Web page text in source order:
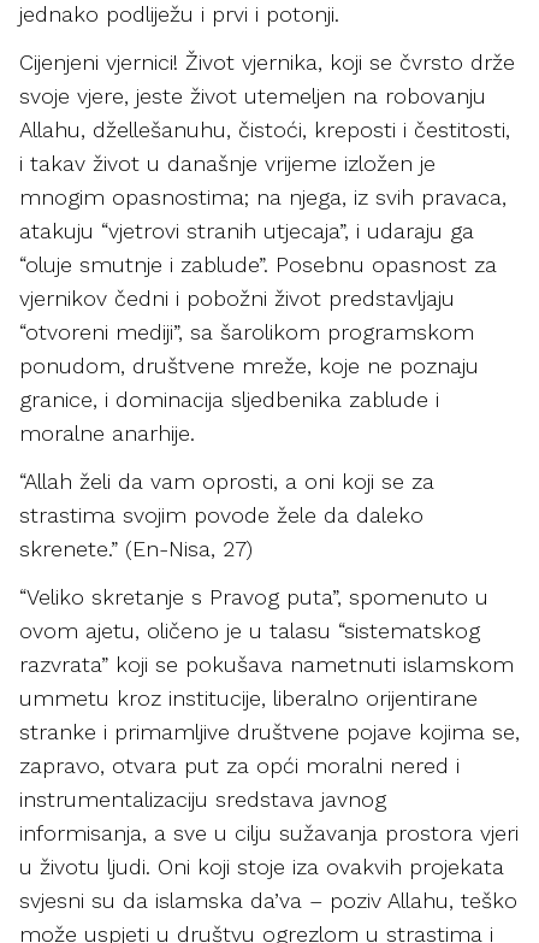
jednako podliježu i prvi i potonji.
Cijenjeni vjernici! Život vjernika, koji se čvrsto drže
svoje vjere, jeste život utemeljen na robovanju
Allahu, džellešanuhu, čistoći, kreposti i čestitosti,
i takav život u današnje vrijeme izložen je
mnogim opasnostima; na njega, iz svih pravaca,
atakuju “vjetrovi stranih utjecaja”, i udaraju ga
“oluje smutnje i zablude”. Posebnu opasnost za
vjernikov čedni i pobožni život predstavljaju
“otvoreni mediji”, sa šarolikom programskom
ponudom, društvene mreže, koje ne poznaju
granice, i dominacija sljedbenika zablude i
moralne anarhije.
“Allah želi da vam oprosti, a oni koji se za
strastima svojim povode žele da daleko
skrenete.” (En-Nisa, 27)
“Veliko skretanje s Pravog puta”, spomenuto u
ovom ajetu, oličeno je u talasu “sistematskog
razvrata” koji se pokušava nametnuti islamskom
ummetu kroz institucije, liberalno orijentirane
stranke i primamljive društvene pojave kojima se,
zapravo, otvara put za opći moralni nered i
instrumentalizaciju sredstava javnog
informisanja, a sve u cilju sužavanja prostora vjeri
u životu ljudi. Oni koji stoje iza ovakvih projekata
svjesni su da islamska da’va – poziv Allahu, teško
može uspjeti u društvu ogrezlom u strastima i